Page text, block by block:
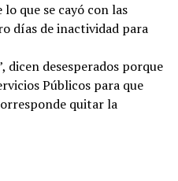
que se cayó con las
días de inactividad para
dicen desesperados porque
Públicos para que
quitar la